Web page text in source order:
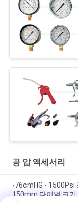
공 압 액세서리
-76cmHG - 1500Psi
150mm 다이얼 크기